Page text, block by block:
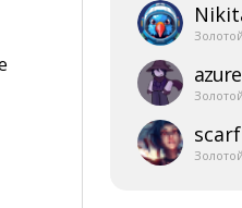
scarf